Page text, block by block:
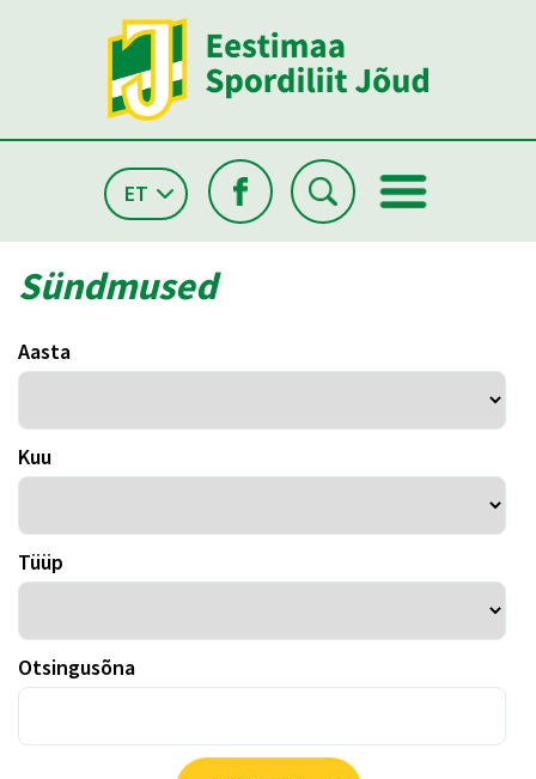
ET
Sündmused
Aasta
Kuu
Tüüp
Otsingusõna